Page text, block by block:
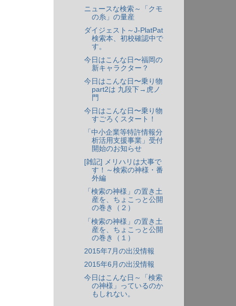
ニュースな検索～「クモ
の糸」の量産
ダイジェスト～J-PlatPat
検索本、初校確認中で
す。
今日はこんな日〜福岡の
新キャラクター？
今日はこんな日〜乗り物
part2は 九段下→虎ノ
門
今日はこんな日〜乗り物
すごろくスタート！
「中小企業等特許情報分
析活用支援事業」受付
開始のお知らせ
[雑記] メリハリは大事で
す！～検索の神様・番
外編
「検索の神様」の置き土
産を、ちょこっと公開
の巻き（２）
「検索の神様」の置き土
産を、ちょこっと公開
の巻き（１）
2015年7月の出没情報
2015年6月の出没情報
今日はこんな日～「検索
の神様」っているのか
もしれない。